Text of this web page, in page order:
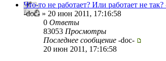
Что-то не работает? Или работает не
-doc- » 20 июн 2011, 17:16:58
0 Ответы
83053 Просмотры
Последнее сообщение -doc-
20 июн 2011, 17:16:58